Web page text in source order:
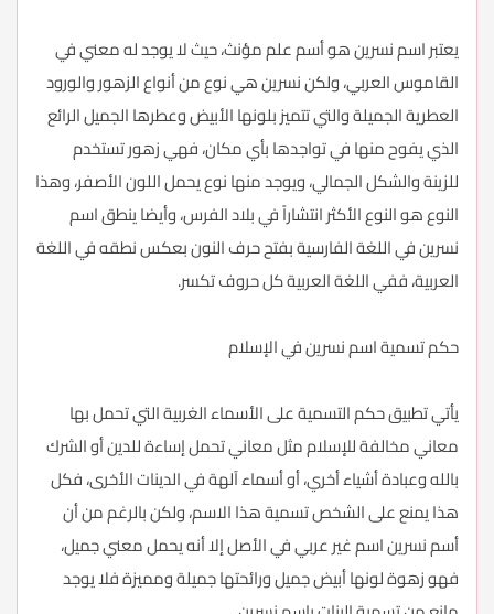
يعتبر اسم نسرين هو أسم علم مؤنث، حيث لا يوجد له معني في
القاموس العربي، ولكن نسرين هي نوع من أنواع الزهور والورود
العطرية الجميلة والتي تتميز بلونها الأبيض وعطرها الجميل الرائع
الذي يفوح منها في تواجدها بأي مكان، فهي زهور تستخدم
للزينة والشكل الجمالي، ويوجد منها نوع يحمل اللون الأصفر، وهذا
النوع هو النوع الأكثر انتشاراً في بلاد الفرس، وأيضا ينطق اسم
نسرين في اللغة الفارسية بفتح حرف النون بعكس نطقه في اللغة
العربية، ففي اللغة العربية كل حروف تكسر.
حكم تسمية اسم نسرين في الإسلام
يأتي تطبيق حكم التسمية على الأسماء الغربية التي تحمل بها
معاني مخالفة للإسلام مثل معاني تحمل إساءة للدين أو الشرك
بالله وعبادة أشياء أخري، أو أسماء آلهة في الدينات الأخرى، فكل
هذا يمنع على الشخص تسمية هذا الاسم، ولكن بالرغم من أن
أسم نسرين اسم غير عربي في الأصل إلا أنه يحمل معني جميل،
فهو زهوة لونها أبيض جميل ورائحتها جميلة ومميزة فلا يوجد